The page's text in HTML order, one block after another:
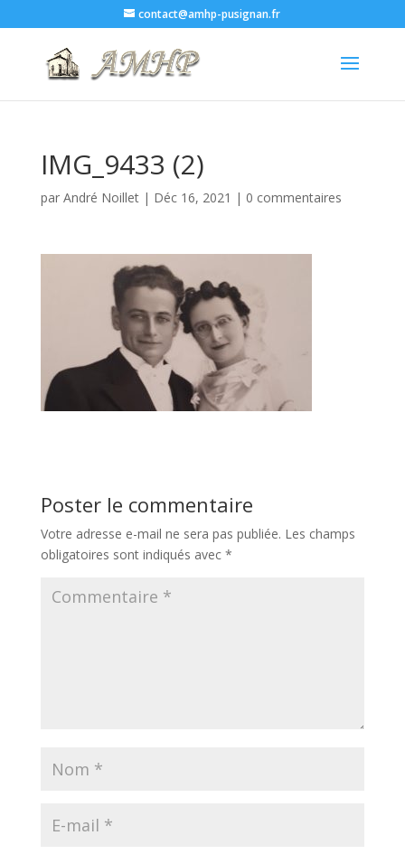
contact@amhp-pusignan.fr
IMG_9433 (2)
par André Noillet| Déc 16, 2021 | 0 commentaires
Poster le commentaire
Votre adresse e-mail ne sera pas publiée. Les champs
obligatoires sont indiqués avec *